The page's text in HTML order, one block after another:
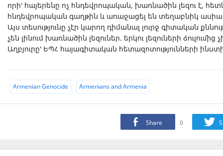
որի՝ հայերենը ոչ հնդեվրոպական, խառնածին լեզու է,
հնդեվրոպական գաղթին և առաջացել են տեղաբնիկ
Այս տեսությունը չէր կարող դիմանալ լուրջ գիտական
չեն լինում խառնածին լեզուներ. երկու լեզուների
Աղբյուրը՝ ԵՊՀ հայագիտական հետազոտությունների
Armenian Genocide Armenians and Armenia
Share 0